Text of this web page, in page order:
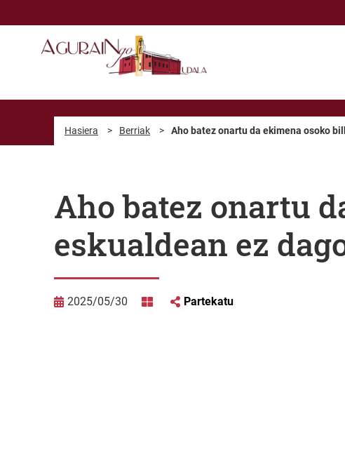
Hasiera > Berriak > Aho batez onartu da ekimena osoko
Aho batez onartu
eskualdean ez
2025/05/30 Partekatu